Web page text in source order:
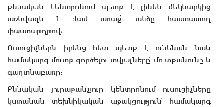
քննական կենտրոնում պետք է լինեն մեկնարկից
առնվազն 1 ժամ առաջ՝ անձը հաստատող
փաստաթղթով:
Ուսուցիչներն իրենց հետ պետք է ունենան նաև
համակարգ մուտք գործելու տվյալները՝ մուտքանունը և
գաղտնաբառը:
Քննական յուրաքանչյուր կենտրոնում ուսուցիչները
կստանան տեխնիկական աջակցություն՝ համակարգ